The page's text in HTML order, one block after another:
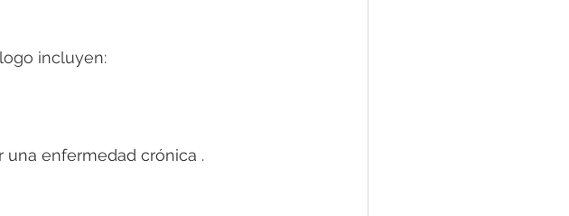
incluyen:
una enfermedad crónica .